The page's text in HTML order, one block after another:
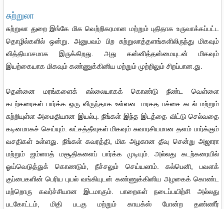
சுற்றுலா
சுற்றுலா துறை இங்கே மிக வெற்றிகரமான மற்றும் புதிதாக உருவாக்கப்பட்ட
தொழில்களில் ஒன்று. அனுபவம் பிற சுற்றுலாத்தளங்களிலிருந்து மிகவும்
வித்தியாசமாக இருக்கிறது. அது கன்னித்தன்மையுடன் மிகவும்
இயற்கையாக மிகவும் கண்ணுக்கினிய மற்றும் முற்றிலும் சிறப்பான.து.
தென்னை மரங்களைக் எல்லையாகக் கொண்டு நீண்ட வெள்ளை
கடற்கரைகள் பார்க்க ஒரு விருந்தாக உள்ளன. மரகத பச்சை கடல் மற்றும்
சுற்றியுள்ள அமைதியான இயல்பு. நீங்கள் இந்த இடத்தை விட்டு செல்வதை
கடினமாகச் செய்யும். லட்சத்தீவுகள் மிகவும் சுவாரசியமான தளம் பார்க்கும்
வசதிகள் உள்ளது. நீங்கள் கவரத்தி, மிக அழகான தீவு சென்று அஜாரா
மற்றும் ஜம்னாத் மசூதிகளைப் பார்க்க முடியும். அல்லது கடற்கரையில்
ஓய்வெடுத்துக் கொணடும், நீச்சலும் செய்யலாம். கல்பெனி, பவளக்
குப்பைகளின் பெரிய புயல் வங்கியுடன் கண்ணுக்கினிய அழகைக் கொண்ட
மற்றொரு கவர்ச்சியான இடமாகும். பாறைகள் நடைப்பயிற்சி அல்லது
படகோட்டம், மிதி படகு மற்றும் காயக்ஸ் போன்ற தண்ணீர்